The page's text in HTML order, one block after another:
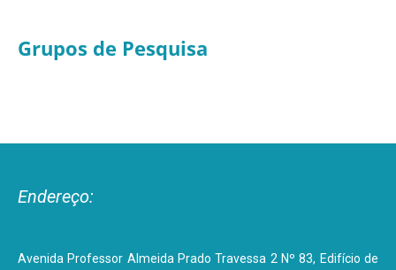
Grupos de Pesquisa
Endereço:
Avenida Professor Almeida Prado Travessa 2 Nº 83, Edifício de